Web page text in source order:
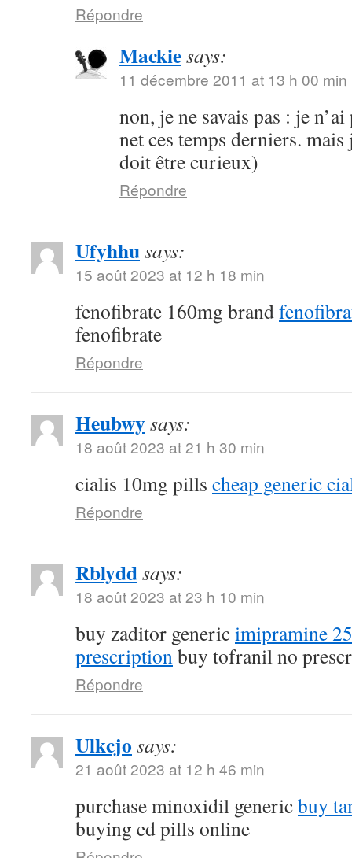
Répondre
Mackiesays:
11 décembre 2011 at 13 h 00 min
non, je ne savais pas : je
net ces temps derniers.
doit être curieux)
Répondre
Ufyhhusays:
15 août 2023 at 12 h 18 min
fenofibrate 160mg brand
fenofibrate
Répondre
Heubwysays:
18 août 2023 at 21 h 30 min
cialis 10mg pills cheap generic
Répondre
Rblyddsays:
18 août 2023 at 23 h 10 min
buy zaditor genericimipramine
prescriptionbuy tofranil no
Répondre
Ulkcjo says:
21 août 2023 at 12 h 46 min
purchase minoxidil genericbuy
buying ed pills online